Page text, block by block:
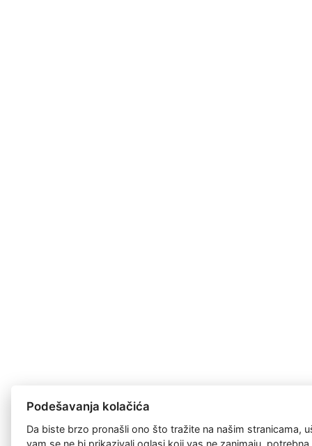
Podešavanja kolačića
Da biste brzo pronašli ono što tražite na našim stranicama,
vam se ne bi prikazivali oglasi koji vas ne zanimaju,